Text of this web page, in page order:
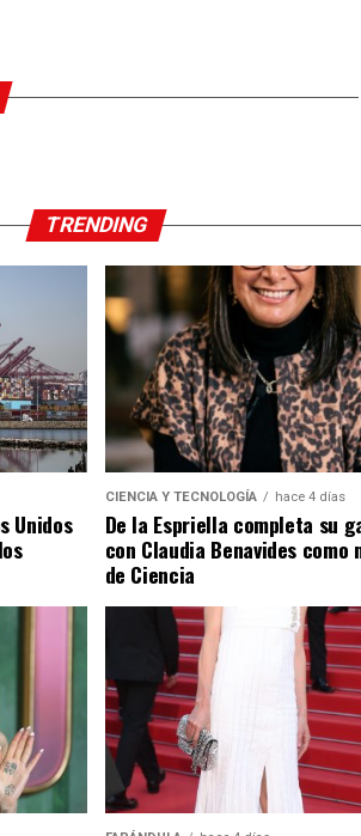
TRENDING
Unidos
CIENCIA Y TECNOLOGÍA hace 4 días
De la Espriella completa su
con Claudia Benavides como
de Ciencia